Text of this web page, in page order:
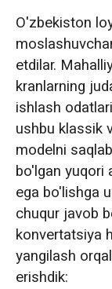
O'zbekiston
etdilar.
kranlarning
ishlash
ushbu klassik
modelni
bo'lgan yuqori
ega bo'lishga
chuqur javob
konvertatsiya
yangilash
erishdik: